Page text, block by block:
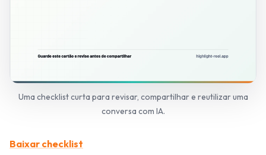
Uma checklist curta para revisar, compartilhar e reutilizar uma
conversa com IA.
Baixar checklist